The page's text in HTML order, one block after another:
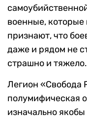
военные,
признают, что
даже и рядом не
страшно и тяжело.
Легион «Свобода
полумифическая
изначально